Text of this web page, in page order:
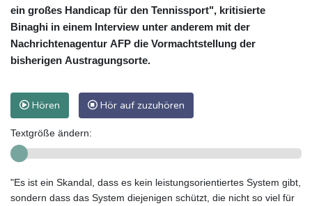
ein großes Handicap für den Tennissport", kritisierte
Binaghi in einem Interview unter anderem mit der
Nachrichtenagentur AFP die Vormachtstellung der
bisherigen Austragungsorte.
Hören Hör auf zuzuhören
Textgröße ändern:
"Es ist ein Skandal, dass es kein leistungsorientiertes System gibt,
sondern dass das System diejenigen schützt, die nicht so viel für